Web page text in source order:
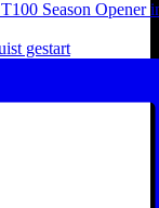
gestart